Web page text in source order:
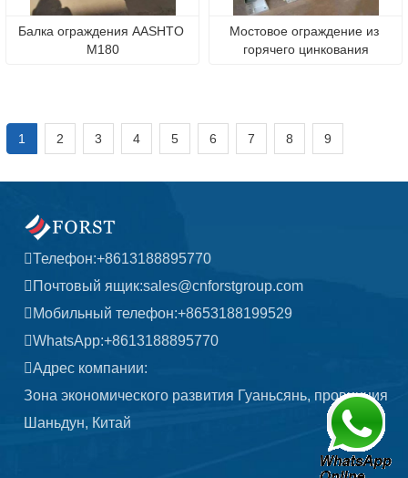
Балка ограждения AASHTO
M180
Мостовое ограждение из
горячего цинкования
1 2 3 4 5 6 7 8 9
Телефон:+8613188895770
Почтовый ящик:sales@cnforstgroup.com
Мобильный телефон:+8653188199529
WhatsApp:+8613188895770
Адрес компании:
Зона экономического развития Гуаньсянь, провинция
Шаньдун, Китай